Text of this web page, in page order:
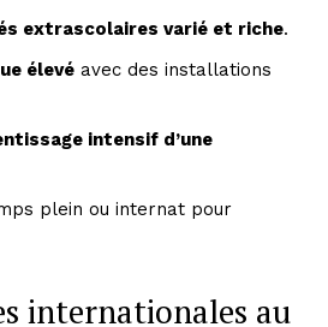
extrascolaires varié et riche.
élevé avec des installations
intensif d’une
plein ou internat pour
internationales au